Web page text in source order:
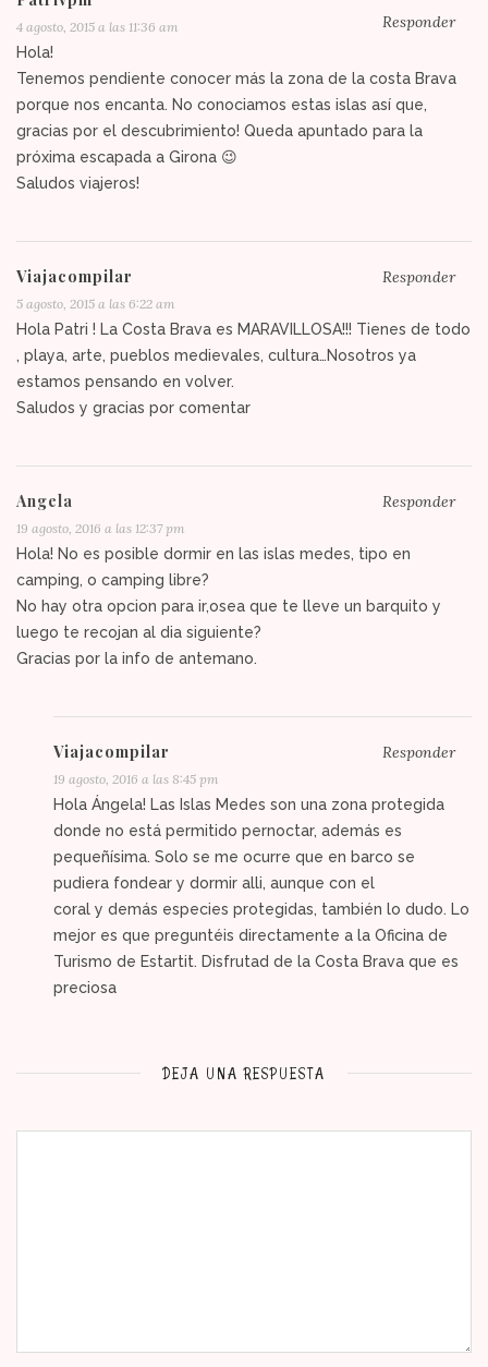
4 agosto, 2015 a las 11:36 am
Hola!
Tenemos pendiente conocer más la zona de la costa Brava
porque nos encanta. No conociamos estas islas así que,
gracias por el descubrimiento! Queda apuntado para la
próxima escapada a Girona 😉
Saludos viajeros!
Responder
Viajacompilar
5 agosto, 2015 a las 6:22 am
Hola Patri ! La Costa Brava es MARAVILLOSA!!! Tienes de todo
, playa, arte, pueblos medievales, cultura…Nosotros ya
estamos pensando en volver.
Saludos y gracias por comentar
Responder
Angela
19 agosto, 2016 a las 12:37 pm
Hola! No es posible dormir en las islas medes, tipo en
camping, o camping libre?
No hay otra opcion para ir,osea que te lleve un barquito y
luego te recojan al dia siguiente?
Gracias por la info de antemano.
Responder
Viajacompilar
19 agosto, 2016 a las 8:45 pm
Hola Ángela! Las Islas Medes son una zona protegida
donde no está permitido pernoctar, además es
pequeñísima. Solo se me ocurre que en barco se
pudiera fondear y dormir alli, aunque con el
coral y demás especies protegidas, también lo dudo. Lo
mejor es que preguntéis directamente a la Oficina de
Turismo de Estartit. Disfrutad de la Costa Brava que es
preciosa
Responder
DEJA UNA RESPUESTA